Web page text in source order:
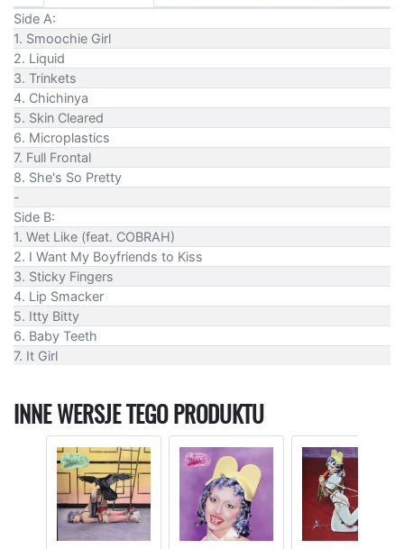
Side A:
1. Smoochie Girl
2. Liquid
3. Trinkets
4. Chichinya
5. Skin Cleared
6. Microplastics
7. Full Frontal
8. She's So Pretty
-
Side B:
1. Wet Like (feat. COBRAH)
2. I Want My Boyfriends to Kiss
3. Sticky Fingers
4. Lip Smacker
5. Itty Bitty
6. Baby Teeth
7. It Girl
INNE WERSJE TEGO PRODUKTU